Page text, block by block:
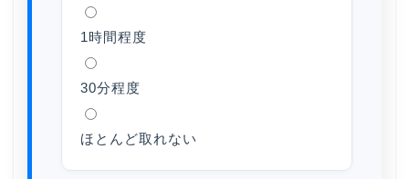
1時間程度
30分程度
ほとんど取れない